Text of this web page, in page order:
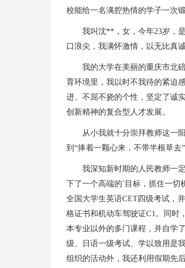
校能给一名满腔热情的学子一次
我叫沈**，女，今年23岁，
口浪尖，我满怀激情，以无比真
我的大学在美丽的重庆市北
育环境里，我以时不我待的紧迫
进、不屈不挠的个性，坚定了诚
创新精神的复合型人才发展。
从小我就十分崇拜教师这一
到“捧着一颗心来，不带半根草去
我深知新时期的人民教师一
下了一个高端的`目标，抓住一切
全国大学生英语CET四级考试，
格证书和机动车驾驶证C1。同时
本专业以外的多门课程，并自学
级、日语一级考试、学以致用是
组织的活动外，我还利用假期先